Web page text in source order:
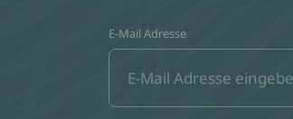
E-Mail Adresse